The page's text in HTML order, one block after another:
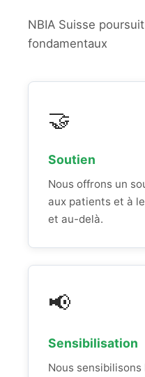
NBIA Suisse
fondamentaux
🤝
Soutien
Nous offrons un
aux patients et à
et au-delà.
📢
Sensibilisation
Nous